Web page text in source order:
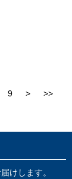
9 > >>
けします。